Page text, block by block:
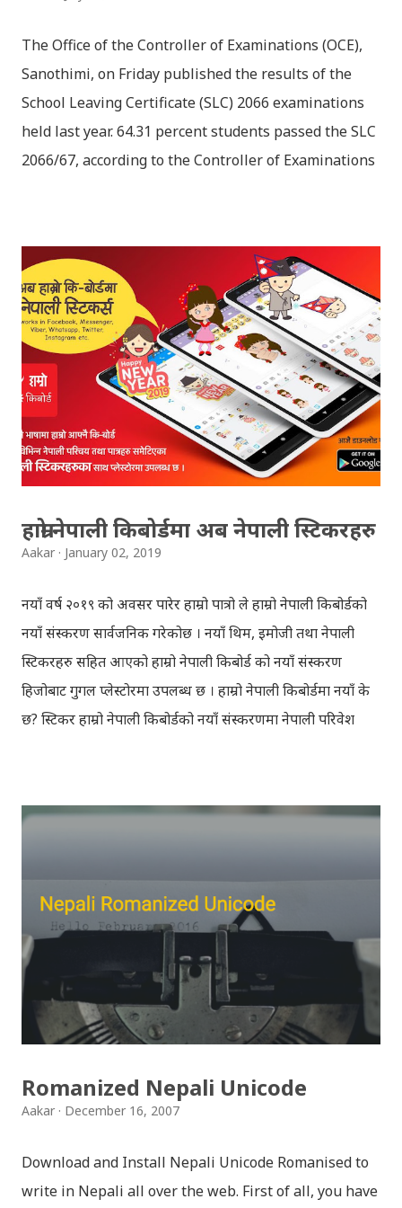
The Office of the Controller of Examinations (OCE),
Sanothimi, on Friday published the results of the
School Leaving Certificate (SLC) 2066 examinations
held last year. 64.31 percent students passed the SLC
2066/67, according to the Controller of Examinations
Download the file and search your ‘symbol number’.
Congratulations to all, who passed SLC this year. And
if you want to see your results with marks then, you
can follow THT (symbol no. and birth date required).
Download SLC Result 2066/2067 (2009-2010) :
REGULAR: EXEMPTED: Distinction --------------- First
division First division Second Division Second
Division Third Division Third Division Withheld
Withheld ...
हाम्रो नेपाली किबोर्डमा अब नेपाली स्टिकरहरु
Aakar January 02, 2019
नयाँ वर्ष २०१९ को अवसर पारेर हाम्रो पात्रो ले हाम्रो नेपाली किबोर्डको
नयाँ संस्करण सार्वजनिक गरेकोछ । नयाँ थिम, इमोजी तथा नेपाली
स्टिकरहरु सहित आएको हाम्रो नेपाली किबोर्ड को नयाँ संस्करण
हिजोबाट गुगल प्लेस्टोरमा उपलब्ध छ । हाम्रो नेपाली किबोर्डमा नयाँ के
छ? स्टिकर हाम्रो नेपाली किबोर्डको नयाँ संस्करणमा नेपाली परिवेश
इन्स्टाग्राम आदि जुनसुकै एप्लिकेशनमा पनि प्रयोग गर्न मिल्ने यी नेपाली
मैचासमेत गरी आठ किसिमका स्टिकरहरु समावेश गरिएकोछ । हाम्रो
नेपाली किबोर्डको इमोजी खण्डमा गएर यी स्टिकरहरु प्रयोग गर्न
सकिन्छ । थिम हाम्रो नेपाली किबोर्डको यस संस्करणमा नयाँ किबोर्ड
थिम पनि थपिएको छ । हाम्रो नेपाली किबोर्डको सेटिङमा गएर आफूलाई
मन पर्ने थिम छान्न सकिन्छ । डार्क तथा लाइट गरेर हाललाई दुई
डिजाइनमा किबोर्ड थिम उपलब्ध छ । चलनचल्तिको “ब...
Romanized Nepali Unicode
Aakar December 16, 2007
Download and Install Nepali Unicode Romanised to
write in Nepali all over the web. First of all, you have